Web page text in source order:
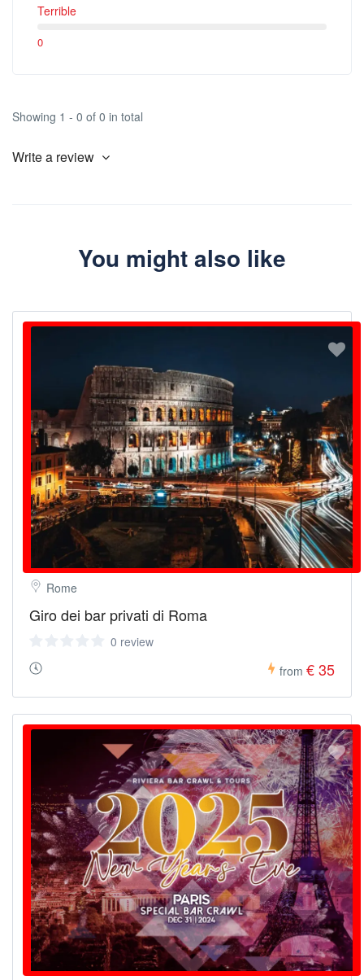
Terrible
0
Showing 1 - 0 of 0 in total
Write a review
You might also like
Rome
Giro dei bar privati di Roma
0 review
from € 35